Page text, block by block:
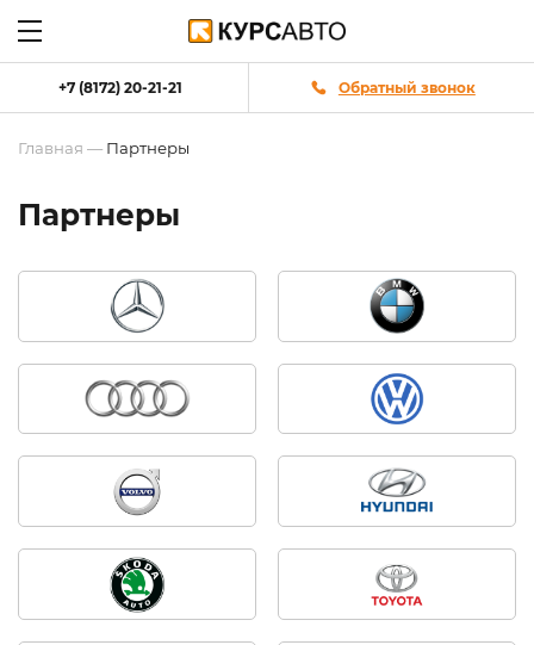
+7 (8172) 20-21-21 Обратный звонок
Главная — Партнеры
Партнеры